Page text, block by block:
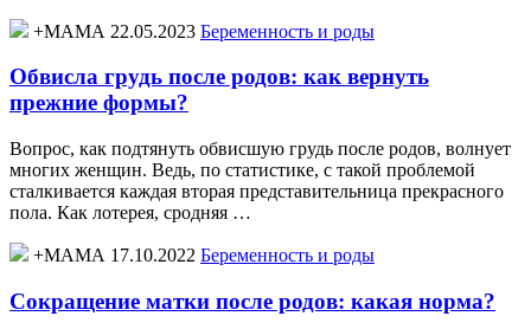
+МАМА 22.05.2023 Беременность и роды
Обвисла грудь после родов: как вернуть
прежние формы?
Вопрос, как подтянуть обвисшую грудь после родов, волнует
многих женщин. Ведь, по статистике, с такой проблемой
сталкивается каждая вторая представительница прекрасного
пола. Как лотерея, сродняя …
+МАМА 17.10.2022 Беременность и роды
Сокращение матки после родов: какая норма?